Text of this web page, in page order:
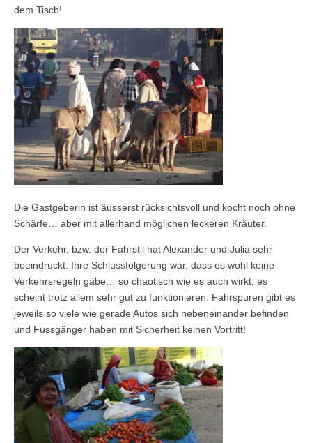
dem Tisch!
Die Gastgeberin ist äusserst rücksichtsvoll und kocht noch ohne
Schärfe… aber mit allerhand möglichen leckeren Kräuter.
Der Verkehr, bzw. der Fahrstil hat Alexander und Julia sehr
beeindruckt. Ihre Schlussfolgerung war, dass es wohl keine
Verkehrsregeln gäbe… so chaotisch wie es auch wirkt, es
scheint trotz allem sehr gut zu funktionieren. Fahrspuren gibt es
jeweils so viele wie gerade Autos sich nebeneinander befinden
und Fussgänger haben mit Sicherheit keinen Vortritt!